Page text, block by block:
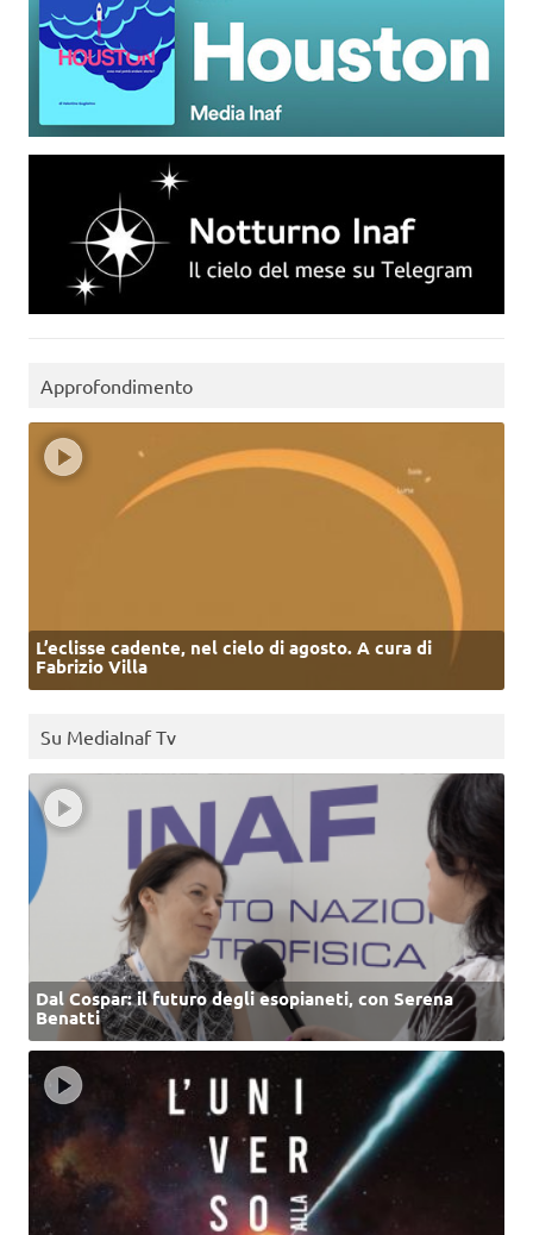
Approfondimento
L’eclisse cadente, nel cielo di agosto. A cura di
Fabrizio Villa
Su MediaInaf Tv
Dal Cospar: il futuro degli esopianeti, con Serena
Benatti